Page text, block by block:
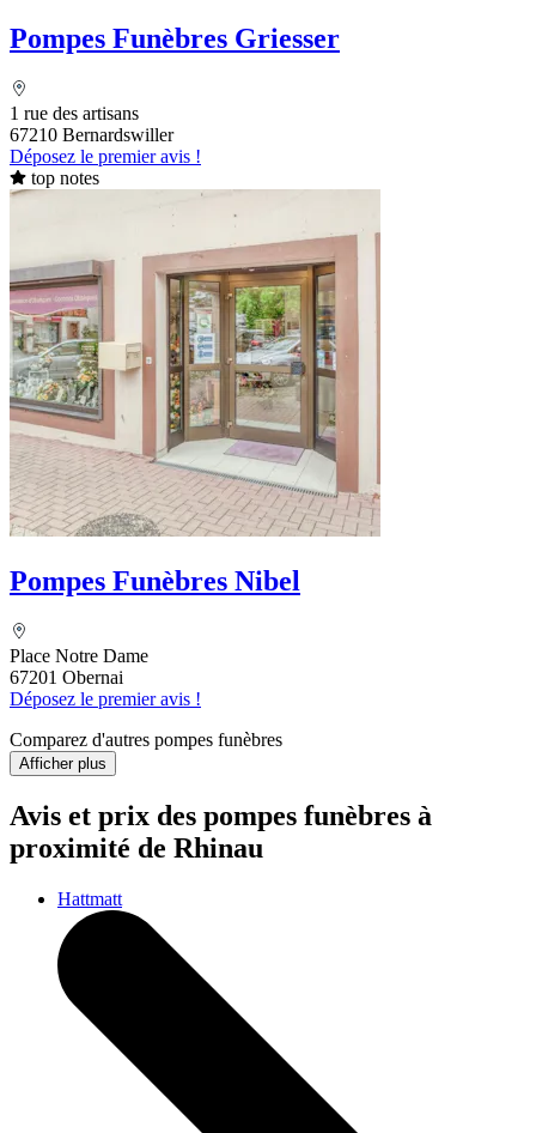
Pompes Funèbres Griesser
1 rue des artisans
67210 Bernardswiller
Déposez le premier avis !
top notes
Pompes Funèbres Nibel
Place Notre Dame
67201 Obernai
Déposez le premier avis !
Comparez d'autres pompes funèbres
Afficher plus
Avis et prix des pompes funèbres à
proximité de Rhinau
Hattmatt